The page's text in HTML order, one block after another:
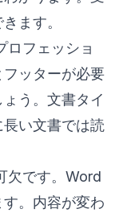
ます。
ロフェッショ
ッターが必要
う。文書タイ
い文書では読
欠です。Word
。内容が変わ